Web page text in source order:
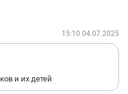
15:10 04.07.2025
и их детей